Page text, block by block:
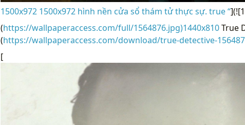
1500x972 1500x972 hình nền cửa sổ thám tử thực sự. true “
(https://wallpaperaccess.com/full/1564876.jpg)1440x810True
(https://wallpaperaccess.com/download/true-detective-
[